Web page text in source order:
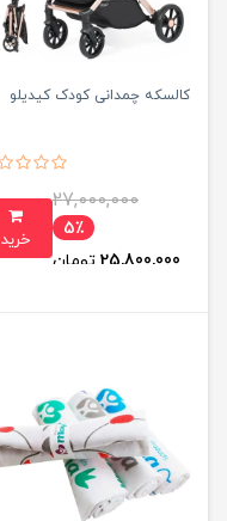
کالسکه چمدانی کودک کیدیلو
27,000,000
5٪
25,800,000 تومان
خرید